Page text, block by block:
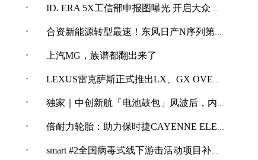
· ID. ERA 5X工信部申报图曝光 开启大众纯电SUV新体验
· 合资新能源转型最速！东风日产N序列第四款车型NX7亮相
· 上汽MG，族谱都翻出来了
· LEXUS雷克萨斯正式推出LX、GX OVERTRAIL“黑马藏金版”车型
· 独家｜中创新航「电池鼓包」风波后，内部紧急开展技术改革
· 倍耐力轮胎：助力保时捷CAYENNE ELECTRIC创纪录加速表现
· smart #2全国病毒式线下游击活动项目补充公告